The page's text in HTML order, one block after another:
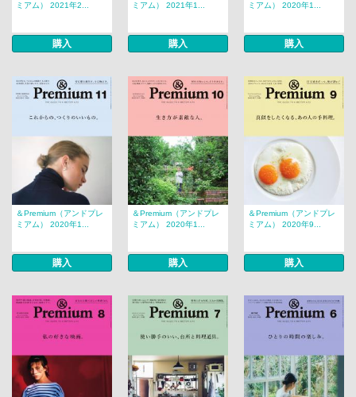
ミアム） 2021年2...
購入
ミアム） 2021年1...
購入
ミアム） 2020年1...
購入
＆Premium（アンドプレ
ミアム） 2020年1...
購入
＆Premium（アンドプレ
ミアム） 2020年1...
購入
＆Premium（アンドプレ
ミアム） 2020年9...
購入